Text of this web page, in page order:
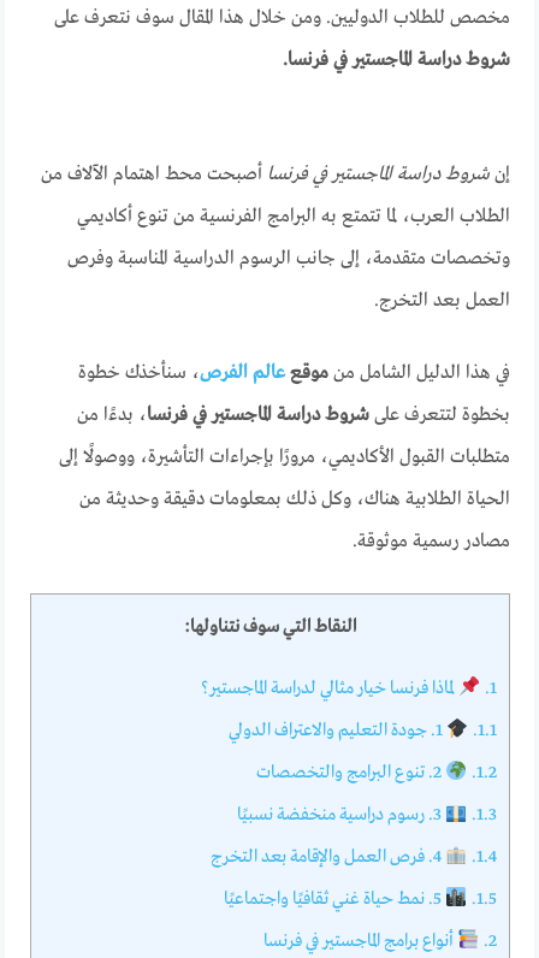
مخصص للطلاب الدوليين. ومن خلال هذا المقال سوف نتعرف على
شروط دراسة الماجستير في فرنسا.
إنشروط دراسة الماجستير في فرنسا أصبحت محط اهتمام الآلاف من
الطلاب العرب، لما تتمتع به البرامج الفرنسية من تنوع أكاديمي
وتخصصات متقدمة، إلى جانب الرسوم الدراسية المناسبة وفرص
العمل بعد التخرج.
في هذا الدليل الشامل منموقععالم الفرص، سنأخذك خطوة
بخطوة لتتعرف علىشروط دراسة الماجستير في فرنسا، بدءًا من
متطلبات القبول الأكاديمي، مرورًا بإجراءات التأشيرة، ووصولًا إلى
الحياة الطلابية هناك، وكل ذلك بمعلومات دقيقة وحديثة من
مصادر رسمية موثوقة.
النقاط التي سوف نتناولها:
1.
لماذا فرنسا خيار مثالي لدراسة الماجستير؟
1.1.
1.2.
1.3.
1.4.
1.5.
2.
أنواع برامج الماجستير في فرنسا